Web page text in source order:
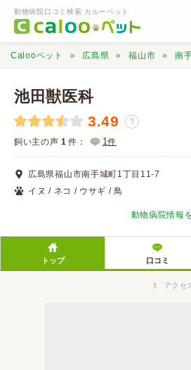
動物病院口コミ検索 カルーペット
動物病院検索
口コミ検索
口コミ投稿
Calooペット 広島県 福山市 南
池田獣医科
3.49 ？
飼い主の声 1 件： 1件
広島県福山市南手城町1丁目11-7
イヌ / ネコ / ウサギ / 鳥
動物病院情報
トップ 口コミ
↑ アクセ